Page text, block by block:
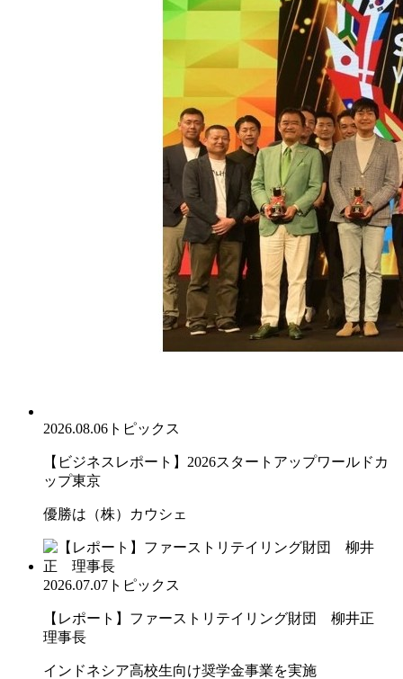
2026.08.06 トピックス
【ビジネスレポート】2026スタートアップワールドカ
ップ東京
優勝は（株）カウシェ
2026.07.07 トピックス
【レポート】ファーストリテイリング財団 柳井正
理事長
インドネシア高校生向け奨学金事業を実施